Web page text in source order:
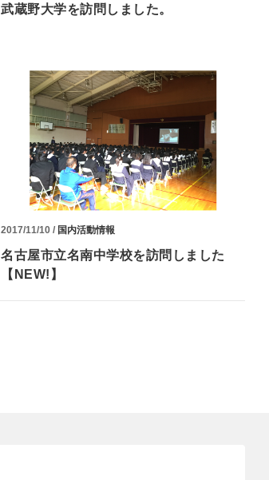
武蔵野大学を訪問しました。
2017/11/10 / 国内活動情報
名古屋市立名南中学校を訪問しました
【NEW!】